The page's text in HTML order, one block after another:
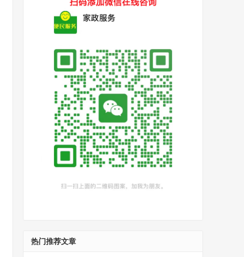
热门推荐文章